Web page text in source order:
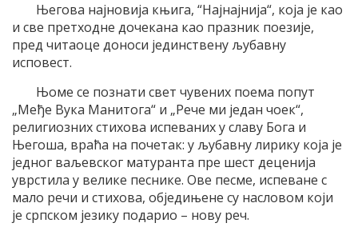
Његова најновија књига, “Најнајнија“, која је као
и све претходне дочекана као празник поезије,
пред читаоце доноси јединствену љубавну
исповест.
Њоме се познати свет чувених поема попут
„Међе Вука Манитога“ и „Рече ми један чоек“,
религиозних стихова испеваних у славу Бога и
Његоша, враћа на почетак: у љубавну лирику која је
једног ваљевског матуранта пре шест деценија
уврстила у велике песнике. Ове песме, испеване с
мало речи и стихова, обједињене су насловом који
је српском језику подарио – нову реч.